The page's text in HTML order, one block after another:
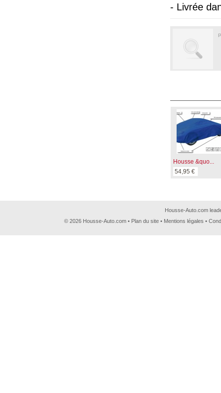
- Livrée
Housse &quo...
54,95 €
Housse-Auto.com
© 2026 Housse-Auto.com • Plan du site • Mentions légales •